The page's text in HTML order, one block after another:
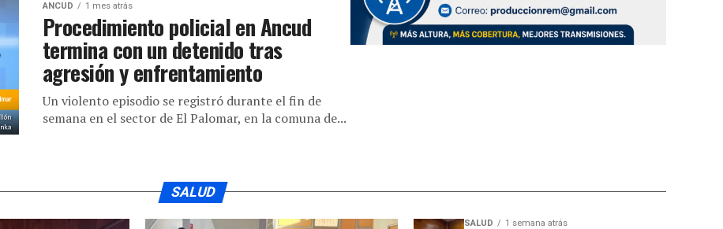
ANCUD 1 mes atrás
Procedimiento policial en Ancud
termina con un detenido tras
agresión y enfrentamiento
Un violento episodio se registró durante el fin de
semana en el sector de El Palomar, en la comuna de...
SALUD
SALUD 1 semana atrás